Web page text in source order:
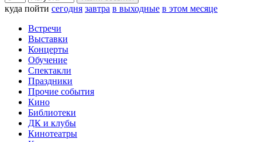
куда пойти сегодня завтра в выходные в этом месяце
Встречи
Выставки
Концерты
Обучение
Спектакли
Праздники
Прочие события
Кино
Библиотеки
ДК и клубы
Кинотеатры